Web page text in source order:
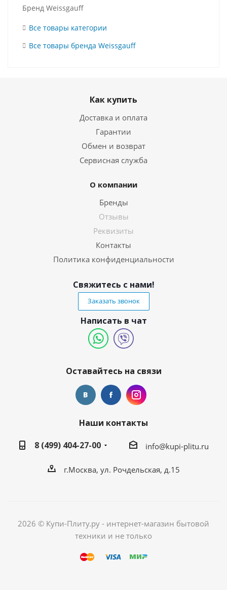
Бренд Weissgauff
Все товары категории
Все товары бренда Weissgauff
Как купить
Доставка и оплата
Гарантии
Обмен и возврат
Сервисная служба
О компании
Бренды
Отзывы
Реквизиты
Контакты
Политика конфиденциальности
Свяжитесь с нами!
Заказать звонок
Написать в чат
Оставайтесь на связи
Наши контакты
8 (499) 404-27-00
info@kupi-plitu.ru
г.Москва, ул. Рочдельская, д.15
2026 © Купи-Плиту.ру - интернет-магазин бытовой
техники и не только